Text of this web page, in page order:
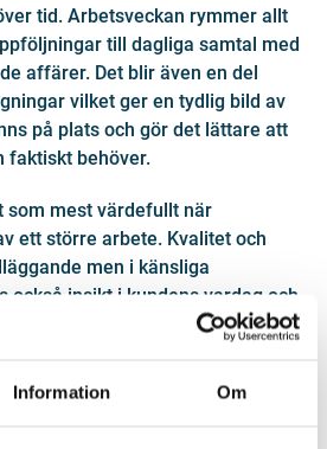
Information Om
tid. Arbetsveckan rymmer allt
till dagliga samtal med
affärer. Det blir även en del
vilket ger en tydlig bild av
på plats och gör det lättare att
faktiskt behöver.
som mest värdefullt när
ett större arbete. Kvalitet och
men i känsliga
också insikt i kundens vardag och
i att lösa problemen tillsammans.
kundens applikation och ett
sig längre än själva